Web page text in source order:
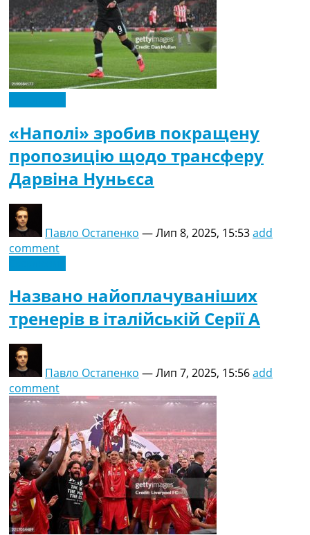
«Наполі» зробив покращену
пропозицію щодо трансферу
Дарвіна Нуньєса
Павло Остапенко —Лип 8, 2025, 15:53add
comment
Названо найоплачуваніших
тренерів в італійській Серії А
Павло Остапенко —Лип 7, 2025, 15:56add
comment